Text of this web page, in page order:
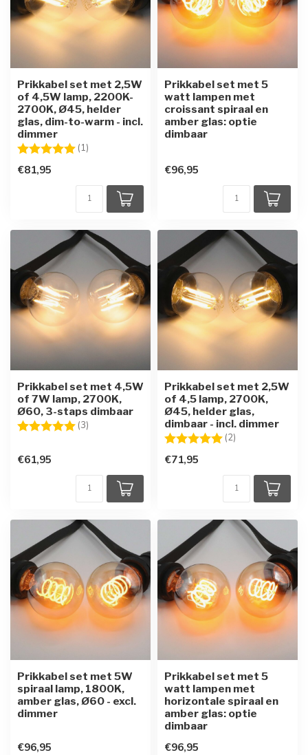
Prikkabel set met 2,5W
of 4,5W lamp, 2200K-
2700K, Ø45, helder
glas, dim-to-warm - incl.
dimmer
Beoordeling: (1)
€81,95
Prikkabel set met 5
watt lampen met
croissant spiraal en
amber glas: optie
dimbaar
€96,95
Prikkabel set met 4,5W
of 7W lamp, 2700K,
Ø60, 3-staps dimbaar
Beoordeling: (3)
€61,95
Prikkabel set met 2,5W
of 4,5 lamp, 2700K,
Ø45, helder glas,
dimbaar - incl. dimmer
Beoordeling: (2)
€71,95
Prikkabel set met 5W
spiraal lamp, 1800K,
amber glas, Ø60 - excl.
dimmer
€96,95
Prikkabel set met 5
watt lampen met
horizontale spiraal en
amber glas: optie
dimbaar
€96,95